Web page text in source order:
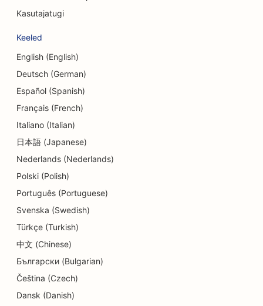
SEO võlanõustamise teenuste jaoks
SEO valuutavahetusteenuste jaoks
SEO dermabrasiooniteenuste jaoks
SEO päevakeskuste jaoks
SEO detailide kauplustele
SEO söögikohtadele
SEO koogipoodidele
SEO hariduse ja lastehoiuteenuste jaoks
SEO elektrikele
SEO keemilise puhastuse jaoks
Kasutajatugi
Keeled
English (English)
Deutsch (German)
Español (Spanish)
Français (French)
Italiano (Italian)
日本語 (Japanese)
Nederlands (Nederlands)
Polski (Polish)
Português (Portuguese)
Svenska (Swedish)
Türkçe (Turkish)
中文 (Chinese)
Български (Bulgarian)
Čeština (Czech)
Dansk (Danish)